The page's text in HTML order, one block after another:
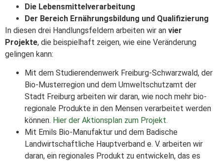
Die Lebensmittelverarbeitung
Der Bereich Ernährungsbildung und Qualifizierung
In diesen drei Handlungsfeldern arbeiten wir an vier
Projekte, die beispielhaft zeigen, wie eine Veränderung
gelingen kann:
Mit dem Studierendenwerk Freiburg-Schwarzwald, der
Bio-Musterregion und dem Umweltschutzamt der
Stadt Freiburg arbeiten wir daran, wie noch mehr bio-
regionale Produkte in den Mensen verarbeitet werden
können. Hier der Aktionsplan zum Projekt.
Mit Emils Bio-Manufaktur und dem Badische
Landwirtschaftliche Hauptverband e. V. arbeiten wir
daran, ein regionales Produkt zu entwickeln, das es